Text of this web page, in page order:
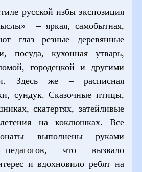
русской избы экспозиция
– яркая, самобытная,
глаз резные деревянные
посуда, кухонная утварь,
городецкой и другими
Здесь же – расписная
сундук. Сказочные птицы,
скатертях, затейливые
на коклюшках. Все
выполнены руками
что вызвало
и вдохновило ребят на